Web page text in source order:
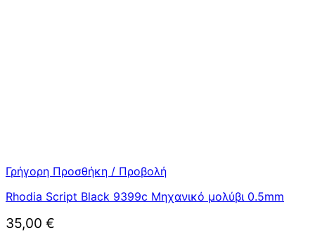
Γρήγορη Προσθήκη / Προβολή
Rhodia Script Black 9399c Μηχανικό μολύβι 0.5mm
35,00 €